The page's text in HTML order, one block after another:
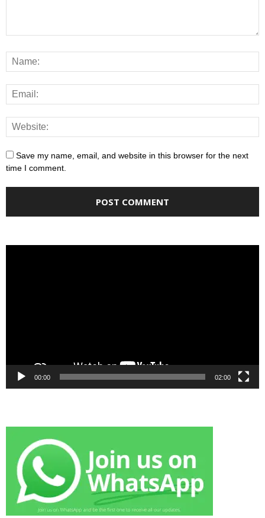
Save my name, email, and website in this browser for the next
time I comment.
00:00 02:00